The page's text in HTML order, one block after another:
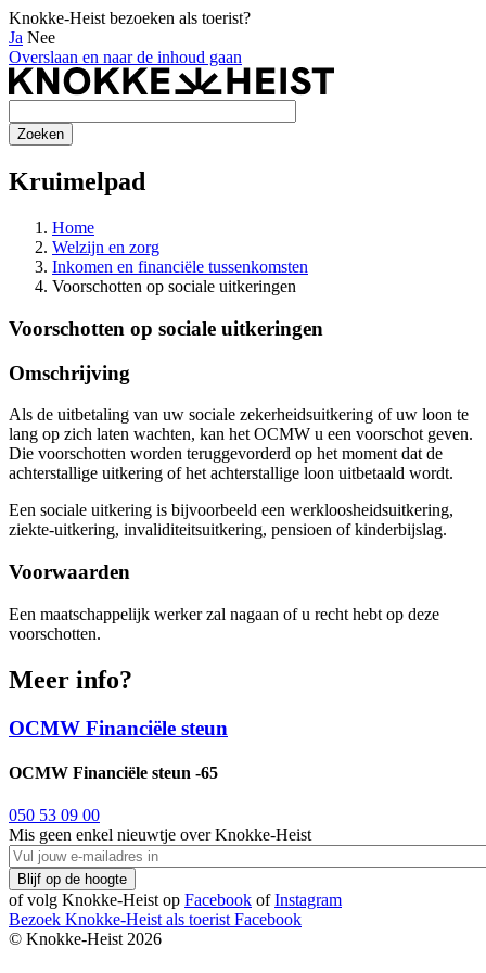
Knokke-Heist bezoeken als toerist?
Ja Nee
Overslaan en naar de inhoud gaan
Kruimelpad
Home
Welzijn en zorg
Inkomen en financiële tussenkomsten
Voorschotten op sociale uitkeringen
Voorschotten op sociale uitkeringen
Omschrijving
Als de uitbetaling van uw sociale zekerheidsuitkering of uw loon te
lang op zich laten wachten, kan het OCMW u een voorschot geven.
Die voorschotten worden teruggevorderd op het moment dat de
achterstallige uitkering of het achterstallige loon uitbetaald wordt.
Een sociale uitkering is bijvoorbeeld een werkloosheidsuitkering,
ziekte-uitkering, invaliditeitsuitkering, pensioen of kinderbijslag.
Voorwaarden
Een maatschappelijk werker zal nagaan of u recht hebt op deze
voorschotten.
Meer info?
OCMW Financiële steun
OCMW Financiële steun -65
050 53 09 00
Mis geen enkel nieuwtje over Knokke-Heist
of volg Knokke-Heist op Facebook ofInstagram
Bezoek Knokke-Heist als toerist Facebook
© Knokke-Heist 2026